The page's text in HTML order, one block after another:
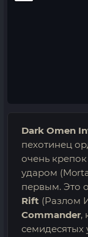
Dark Omen
пехотинец
очень
ударом
первым. Это
Rift (Разлом
Commander,
семидесятых